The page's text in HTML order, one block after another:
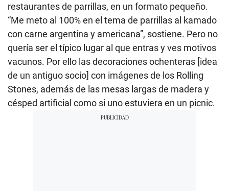
restaurantes de parrillas, en un formato pequeño.
“Me meto al 100% en el tema de parrillas al kamado
con carne argentina y americana”, sostiene. Pero no
quería ser el típico lugar al que entras y ves motivos
vacunos. Por ello las decoraciones ochenteras [idea
de un antiguo socio] con imágenes de los Rolling
Stones, además de las mesas largas de madera y
césped artificial como si uno estuviera en un picnic.